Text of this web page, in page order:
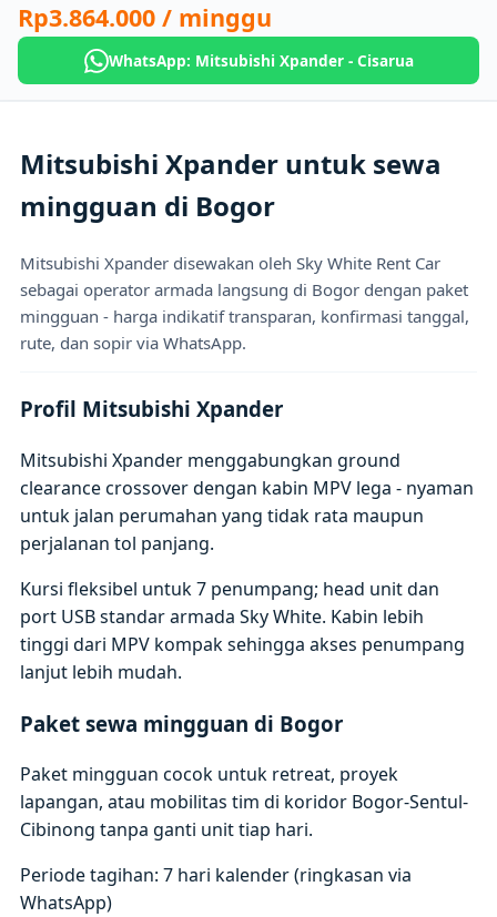
Rp3.864.000 / minggu
WhatsApp: Mitsubishi Xpander - Cisarua
Mitsubishi Xpander untuk sewa
mingguan di Bogor
Mitsubishi Xpander disewakan oleh Sky White Rent Car
sebagai operator armada langsung di Bogor dengan paket
mingguan - harga indikatif transparan, konfirmasi tanggal,
rute, dan sopir via WhatsApp.
Profil Mitsubishi Xpander
Mitsubishi Xpander menggabungkan ground
clearance crossover dengan kabin MPV lega - nyaman
untuk jalan perumahan yang tidak rata maupun
perjalanan tol panjang.
Kursi fleksibel untuk 7 penumpang; head unit dan
port USB standar armada Sky White. Kabin lebih
tinggi dari MPV kompak sehingga akses penumpang
lanjut lebih mudah.
Paket sewa mingguan di Bogor
Paket mingguan cocok untuk retreat, proyek
lapangan, atau mobilitas tim di koridor Bogor-Sentul-
Cibinong tanpa ganti unit tiap hari.
Periode tagihan: 7 hari kalender (ringkasan via
WhatsApp)